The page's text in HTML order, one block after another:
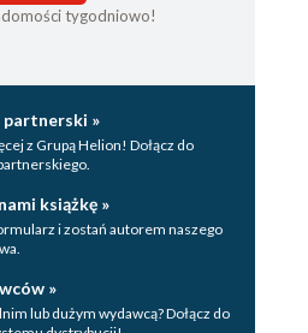
tygodniowo!
partnerski »
z Grupą Helion! Dołącz do
książkę »
i zostań autorem naszego
»
lub dużym wydawcą? Dołącz do